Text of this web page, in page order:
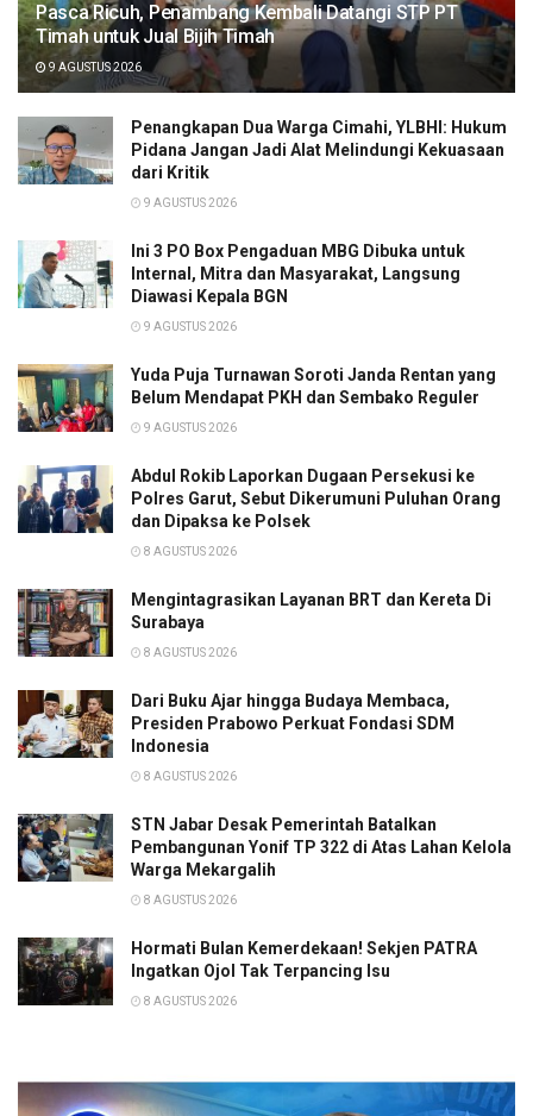
Pasca Ricuh, Penambang Kembali Datangi STP PT
Timah untuk Jual Bijih Timah
9 AGUSTUS 2026
Penangkapan Dua Warga Cimahi, YLBHI: Hukum
Pidana Jangan Jadi Alat Melindungi Kekuasaan
dari Kritik
9 AGUSTUS 2026
Ini 3 PO Box Pengaduan MBG Dibuka untuk
Internal, Mitra dan Masyarakat, Langsung
Diawasi Kepala BGN
9 AGUSTUS 2026
Yuda Puja Turnawan Soroti Janda Rentan yang
Belum Mendapat PKH dan Sembako Reguler
9 AGUSTUS 2026
Abdul Rokib Laporkan Dugaan Persekusi ke
Polres Garut, Sebut Dikerumuni Puluhan Orang
dan Dipaksa ke Polsek
8 AGUSTUS 2026
Mengintagrasikan Layanan BRT dan Kereta Di
Surabaya
8 AGUSTUS 2026
Dari Buku Ajar hingga Budaya Membaca,
Presiden Prabowo Perkuat Fondasi SDM
Indonesia
8 AGUSTUS 2026
STN Jabar Desak Pemerintah Batalkan
Pembangunan Yonif TP 322 di Atas Lahan Kelola
Warga Mekargalih
8 AGUSTUS 2026
Hormati Bulan Kemerdekaan! Sekjen PATRA
Ingatkan Ojol Tak Terpancing Isu
8 AGUSTUS 2026